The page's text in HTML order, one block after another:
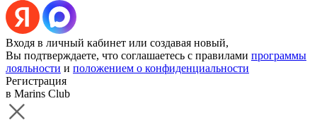
Входя в личный кабинет или создавая новый,
Вы подтверждаете, что соглашаетесь с правилами программы
лояльности и положением о конфиденциальности
Регистрация
в Marins Club